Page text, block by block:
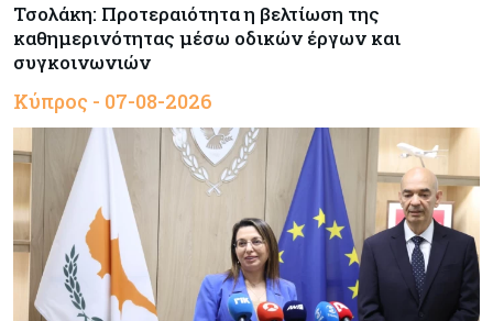
Τσολάκη: Προτεραιότητα η βελτίωση της
καθημερινότητας μέσω οδικών έργων και
συγκοινωνιών
Κύπρος - 07-08-2026